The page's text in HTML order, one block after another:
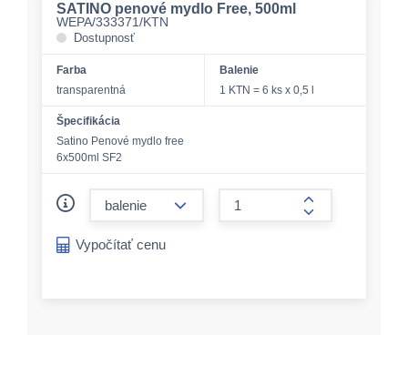
SATINO penové mydlo Free, 500ml
WEPA/333371/KTN
Dostupnosť
Farba
transparentná
Balenie
1 KTN = 6 ks x 0,5 l
Špecifikácia
Satino Penové mydlo free
6x500ml SF2
form.increase-
Vypočítať cenu